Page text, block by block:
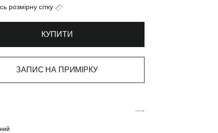
розмірну сітку
КУПИТИ
ЗАПИС НА ПРИМІРКУ